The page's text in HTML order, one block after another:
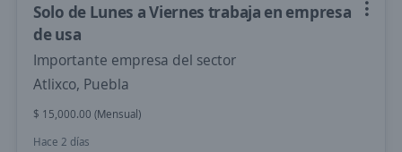
Solo de Lunes a Viernes trabaja en empresa
de usa
Importante empresa del sector
Atlixco, Puebla
$ 15,000.00 (Mensual)
Hace 2 días